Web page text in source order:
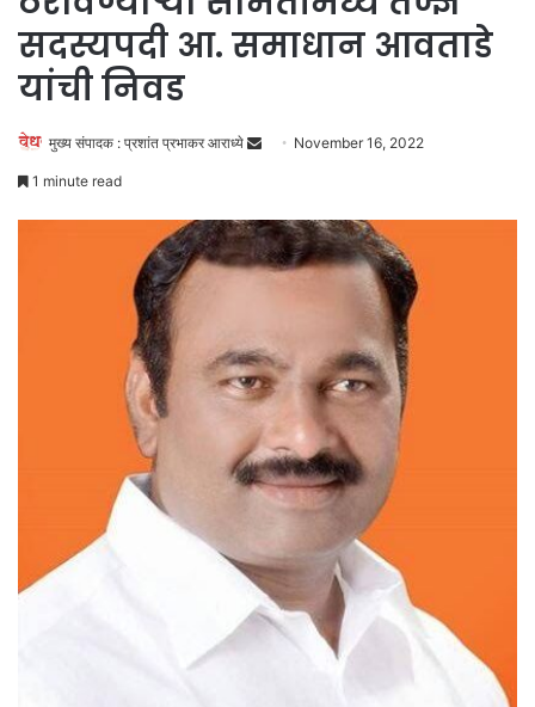
सदस्यपदी आ. समाधान आवताडे
यांची निवड
मुख्य संपादक : प्रशांत प्रभाकर आराध्ये
Send November 16, 2022
1 minute read